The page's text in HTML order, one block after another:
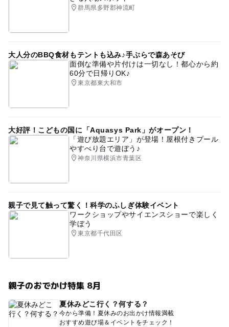
群馬県多野郡神流町
大人分のBBQ食材もテントも込み♪手ぶらで森あそび
面倒な準備や片付けは一切なし！都心から約
60分で日帰りOK♪
東京都東大和市
大好評！こどもの国に「Aquasys Park」がオープン！
「遊び放題エリア」が登場！屋根付きプール
やすべり台で遊ぼう♪
神奈川県横浜市青葉区
親子で見て触って驚く！科学のふしぎ体験イベント
ワークショップやサイエンスショーで楽しく
学ぼう
東京都千代田区
親子のおでかけ特集 8月
夏休みどこ行く？何する？
今から準備！夏休みのお出かけ情報満載
おすすめ遊び場＆イベントをチェック！